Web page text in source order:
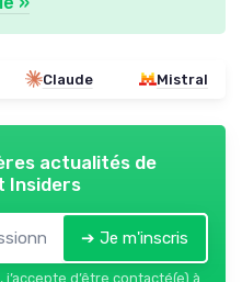
Claude Mistral
actualités de
Insiders
➔ Je m'inscris
d’être contacté(e) à